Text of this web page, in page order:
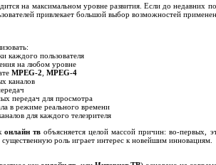
на максимальном уровне развития. Если до недавних
привлекает большой выбор возможностей
каждого пользователя
на любом уровне
MPEG-2, MPEG-4
каналов
передач для просмотра
в режиме реального времени
для каждого телезрителя
онлайн тв объясняется целой массой причин: во-первых,
роль играет интерес к новейшим инновациям.